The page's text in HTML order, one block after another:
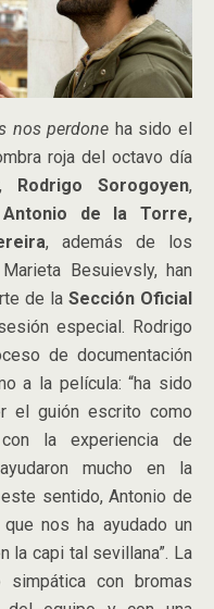
nos perdone ha sido el
roja del octavo día
Rodrigo Sorogoyen,
Antonio de la Torre,
, además de los
Besuievsly, han
de laSección Oficial
especial. Rodrigo
de documentación
a la película: “ha sido
el guión escrito como
la experiencia de
mucho en la
sentido, Antonio de
nos ha ayudado un
la capi tal sevillana”. La
con bromas